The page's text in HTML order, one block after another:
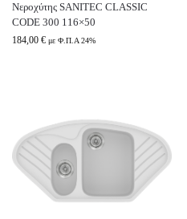
Νεροχύτης SANITEC CLASSIC
CODE 300 116×50
184,00 € με Φ.Π.Α 24%